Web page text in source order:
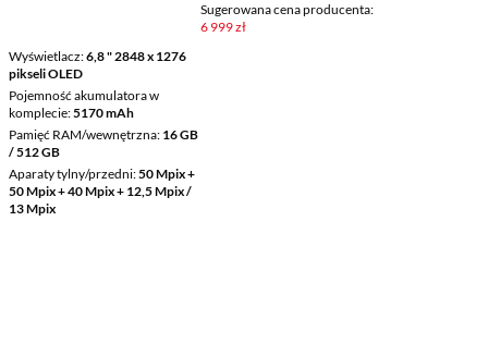
Wyświetlacz 6,8 " 2848 x 1276
pikseli OLED
Pojemność akumulatora w
komplecie 5170 mAh
Pamięć RAM/wewnętrzna 16 GB
/ 512 GB
Aparaty tylny/przedni 50 Mpix +
50 Mpix + 40 Mpix + 12,5 Mpix /
13 Mpix
Sugerowana cena producenta:
6 999 zł